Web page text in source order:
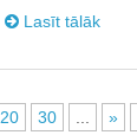
Lasīt tālāk
20 30 »